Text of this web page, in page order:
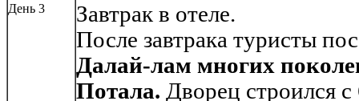
День 3
Завтрак в отеле.
После завтрака туристы
Далай-лам многих
Потала. Дворец строился